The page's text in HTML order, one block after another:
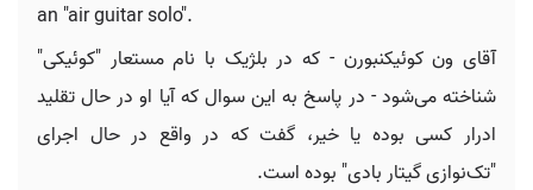
an "air guitar solo".
آقای ون کوئیکنبورن - که در بلژیک با نام مستعار "کوئیکی"
شناخته می‌شود - در پاسخ به این سوال که آیا او در حال تقلید
ادرار کسی بوده یا خیر، گفت که در واقع در حال اجرای
"تک‌نوازی گیتار بادی" بوده است.